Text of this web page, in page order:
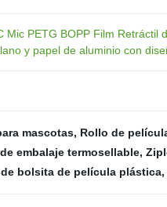
Mic PETG BOPP Film
y papel de aluminio con
mascotas, Rollo de
embalaje termosellable,
bolsita de película plástica,